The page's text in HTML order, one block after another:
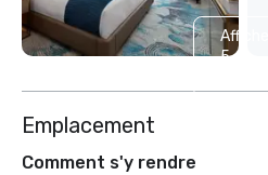
Afficher
5
Emplacement
Comment s'y rendre